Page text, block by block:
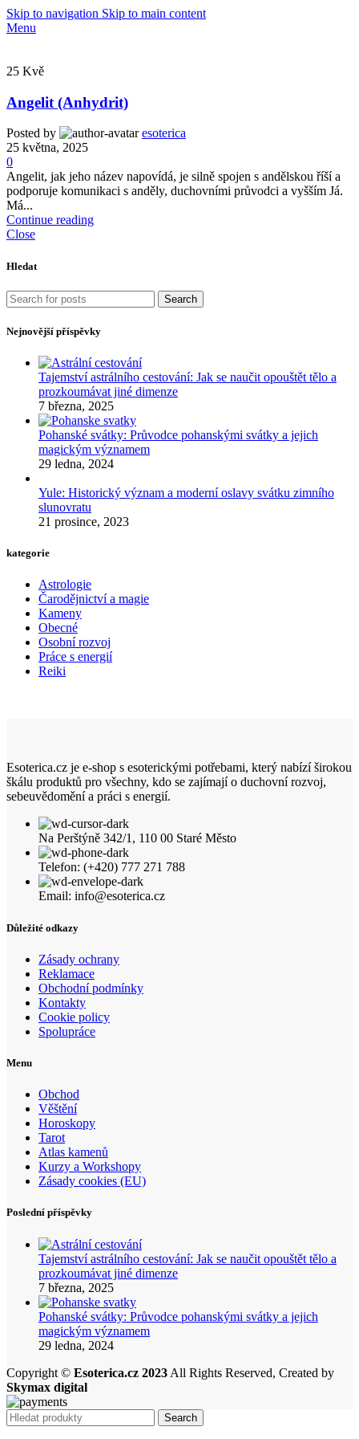
Skip to navigation Skip to main content
Menu
25 Kvě
Angelit (Anhydrit)
Posted by
esoterica
25 května, 2025
0
Angelit, jak jeho název napovídá, je silně spojen s andělskou říší a
podporuje komunikaci s anděly, duchovními průvodci a vyšším Já.
Má...
Continue reading
Close
Hledat
Search
Nejnovější příspěvky
Tajemství astrálního cestování: Jak se naučit opouštět tělo a
prozkoumávat jiné dimenze
7 března, 2025
Pohanské svátky: Průvodce pohanskými svátky a jejich
magickým významem
29 ledna, 2024
Yule: Historický význam a moderní oslavy svátku zimního
slunovratu
21 prosince, 2023
kategorie
Astrologie
Čarodějnictví a magie
Kameny
Obecné
Osobní rozvoj
Práce s energií
Reiki
Esoterica.cz je e-shop s esoterickými potřebami, který nabízí širokou
škálu produktů pro všechny, kdo se zajímají o duchovní rozvoj,
sebeuvědomění a práci s energií.
Na Perštýně 342/1, 110 00 Staré Město
Telefon: (+420) 777 271 788
Email: info@esoterica.cz
Důležité odkazy
Zásady ochrany
Reklamace
Obchodní podmínky
Kontakty
Cookie policy
Spolupráce
Menu
Obchod
Věštění
Horoskopy
Tarot
Atlas kamenů
Kurzy a Workshopy
Zásady cookies (EU)
Poslední příspěvky
Tajemství astrálního cestování: Jak se naučit opouštět tělo a
prozkoumávat jiné dimenze
7 března, 2025
Pohanské svátky: Průvodce pohanskými svátky a jejich
magickým významem
29 ledna, 2024
Copyright © Esoterica.cz 2023 All Rights Reserved, Created by
Skymax digital
Search